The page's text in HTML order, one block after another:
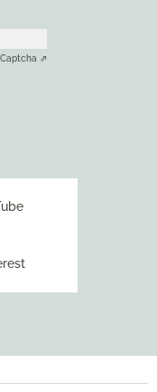
Captcha ⇗